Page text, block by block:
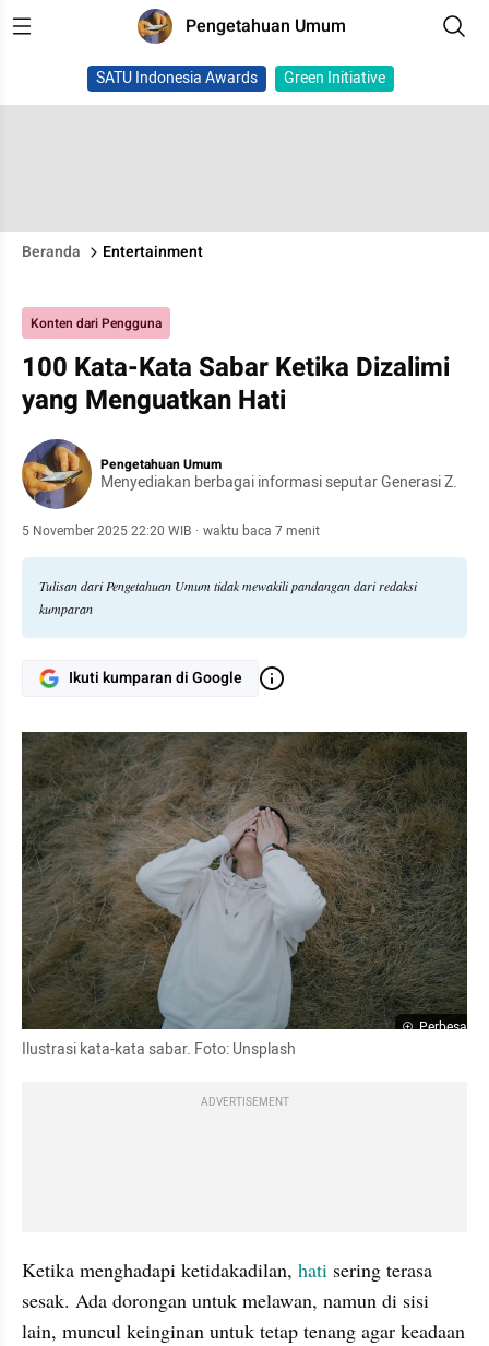
Pengetahuan Umum
SATU Indonesia Awards Green Initiative
Beranda Entertainment
Konten dari Pengguna
100 Kata-Kata Sabar Ketika Dizalimi
yang Menguatkan Hati
Pengetahuan Umum
Menyediakan berbagai informasi seputar Generasi Z.
5 November 2025 22:20 WIB · waktu baca 7 menit
Tulisan dari Pengetahuan Umum tidak mewakili pandangan dari redaksi
kumparan
Ikuti kumparan di Google
Perbesar
Ilustrasi kata-kata sabar. Foto: Unsplash
ADVERTISEMENT
Ketika menghadapi ketidakadilan, hati sering terasa
sesak. Ada dorongan untuk melawan, namun di sisi
lain, muncul keinginan untuk tetap tenang agar keadaan